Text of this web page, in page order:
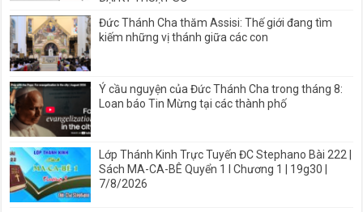
Đức Thánh Cha thăm Assisi: Thế giới đang tìm
kiếm những vị thánh giữa các con
Ý cầu nguyện của Đức Thánh Cha trong tháng 8:
Loan báo Tin Mừng tại các thành phố
Lớp Thánh Kinh Trực Tuyến ĐC Stephano Bài 222 |
Sách MA-CA-BÊ Quyển 1 I Chương 1 | 19g30 |
7/8/2026